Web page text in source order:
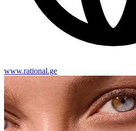
www.rational.ge